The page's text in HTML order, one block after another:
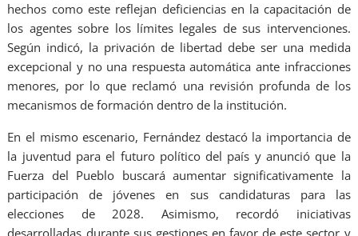
hechos como este reflejan deficiencias en la capacitación de
los agentes sobre los límites legales de sus intervenciones.
Según indicó, la privación de libertad debe ser una medida
excepcional y no una respuesta automática ante infracciones
menores, por lo que reclamó una revisión profunda de los
mecanismos de formación dentro de la institución.
En el mismo escenario, Fernández destacó la importancia de
la juventud para el futuro político del país y anunció que la
Fuerza del Pueblo buscará aumentar significativamente la
participación de jóvenes en sus candidaturas para las
elecciones de 2028. Asimismo, recordó iniciativas